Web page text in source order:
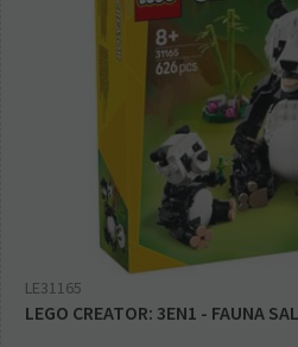
LE31165
LEGO CREATOR: 3EN1 - FAUNA